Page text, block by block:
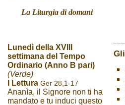
La Liturgia di domani
Lunedì della XVIII
settimana del Tempo
Ordinario (Anno B pari)
(Verde)
I Lettura Ger 28,1-17
Ananìa, il Signore non ti ha
mandato e tu induci questo